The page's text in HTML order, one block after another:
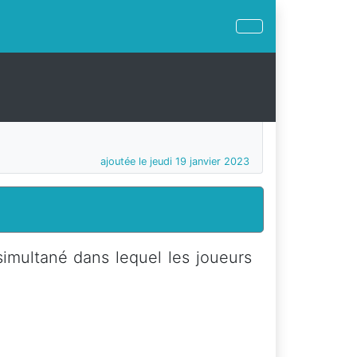
ajoutée le jeudi 19 janvier 2023
dans lequel les joueurs